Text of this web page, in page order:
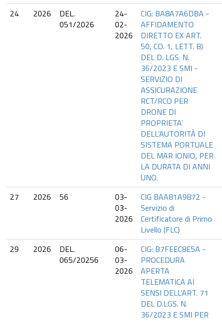
24 2026
DEL.
051/2026
24-
02-
2026
CIG: BA8A7A6DBA -
AFFIDAMENTO
DIRETTO EX ART.
50, CO. 1, LETT. B)
DEL D. LGS. N.
36/2023 E SMI -
SERVIZIO DI
ASSICURAZIONE
RCT/RCO PER
DRONE DI
PROPRIETA’
DELL’AUTORITÀ DI
SISTEMA PORTUALE
DEL MAR IONIO, PER
LA DURATA DI ANNI
UNO.
27
2026 56
03-
03-
2026
CIG BAA81A9872 -
Servizio di
Certificatore di Primo
Livello (FLC)
29
2026
DEL.
065/20256
06-
03-
2026
CIG: B7FEEC8E5A -
PROCEDURA
APERTA
TELEMATICA AI
SENSI DELL’ART. 71
DEL D.LGS. N.
36/2023 E SMI PER